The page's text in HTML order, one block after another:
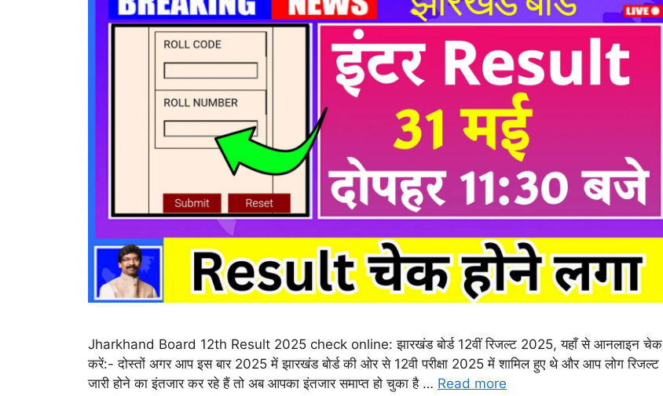
Jharkhand Board 12th Result 2025 check online: झारखंड बोर्ड 12वीं रिजल्ट 2025, यहाँ से आनलाइन चेक
करें:- दोस्तों अगर आप इस बार 2025 में झारखंड बोर्ड की ओर से 12वी परीक्षा 2025 में शामिल हुए थे और आप लोग रिजल्ट
जारी होने का इंतजार कर रहे हैं तो अब आपका इंतजार समाप्त हो चुका है … Read more